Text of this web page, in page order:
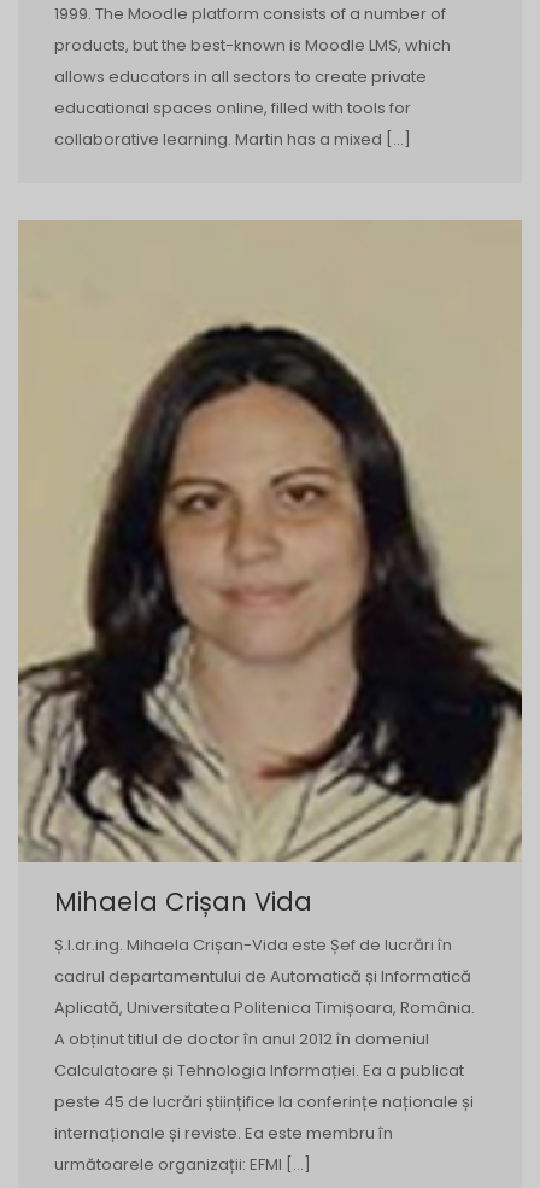
1999. The Moodle platform consists of a number of
products, but the best-known is Moodle LMS, which
allows educators in all sectors to create private
educational spaces online, filled with tools for
collaborative learning. Martin has a mixed […]
Mihaela Crișan Vida
Ș.l.dr.ing. Mihaela Crișan-Vida este Șef de lucrări în
cadrul departamentului de Automatică și Informatică
Aplicată, Universitatea Politenica Timișoara, România.
A obținut titlul de doctor în anul 2012 în domeniul
Calculatoare și Tehnologia Informației. Ea a publicat
peste 45 de lucrări științifice la conferințe naționale și
internaționale și reviste. Ea este membru în
următoarele organizații: EFMI […]